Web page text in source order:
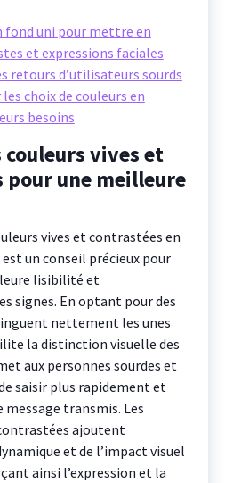
fond uni pour mettre en
et expressions faciales
retours d’utilisateurs sourds
choix de couleurs en
besoins
vives et
pour une meilleure
vives et contrastées en
un conseil précieux pour
lisibilité et
signes. En optant pour des
nettement les unes
la distinction visuelle des
aux personnes sourdes et
saisir plus rapidement et
transmis. Les
ajoutent
et de l’impact visuel
ainsi l’expression et la